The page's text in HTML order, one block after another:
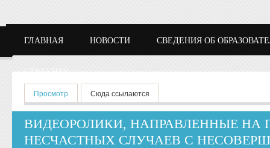
ГЛАВНАЯ НОВОСТИ СВЕДЕНИЯ ОБ
СТУДЕНТУ
Главные вкладки
Просмотр (активная вкладка)
Сюда ссылаются
ВИДЕОРОЛИКИ, НАПРАВЛЕННЫЕ НА
НЕСЧАСТНЫХ СЛУЧАЕВ С